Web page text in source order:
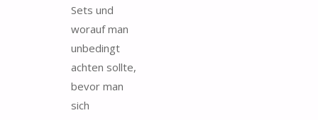
Sets und
worauf man
unbedingt
achten sollte,
bevor man
sich